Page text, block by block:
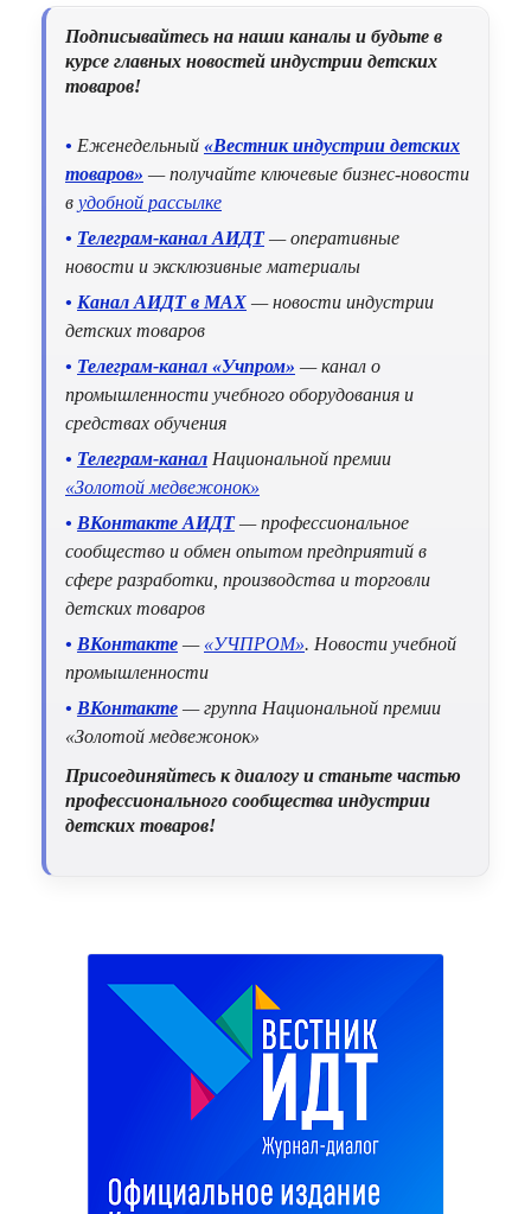
Подписывайтесь на наши каналы и будьте в
курсе главных новостей индустрии детских
товаров!
• Еженедельный «Вестник индустрии детских
товаров» — получайте ключевые бизнес-новости
в удобной рассылке
• Телеграм-канал АИДТ— оперативные
новости и эксклюзивные материалы
• Канал АИДТ в MAX — новости индустрии
детских товаров
• Телеграм-канал «Учпром» — канал о
промышленности учебного оборудования и
средствах обучения
• Телеграм-канал Национальной премии
«Золотой медвежонок»
• ВКонтакте АИДТ— профессиональное
сообщество и обмен опытом предприятий в
сфере разработки, производства и торговли
детских товаров
• ВКонтакте — «УЧПРОМ». Новости учебной
промышленности
• ВКонтакте — группа Национальной премии
«Золотой медвежонок»
Присоединяйтесь к диалогу и станьте частью
профессионального сообщества индустрии
детских товаров!